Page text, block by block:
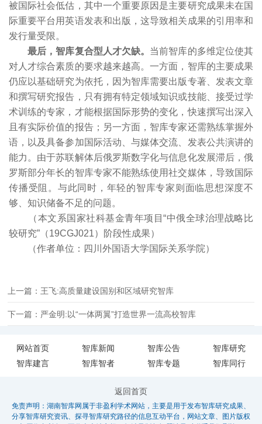
被国际社会低估，其中一个重要原因是主要研究成果未在国
际重要平台用英语发表和出版，这导致相关成果的引用率和
发行量受限。
最后，智库复合型人才欠缺。 当前智库的多维定位使其
对人才综合素质的要求越来越高。一方面，智库的主要成果
仍应以基础研究为依托，因为智库需要出版专著、发表文章
和撰写研究报告，只有拥有特定领域知识或技能、接受过学
术训练的专家，才能根据国际形势的变化，快速撰写出深入
且有实际价值的报告；另一方面，智库专家还需熟练掌握外
语，以及具备参加国际活动、与媒体交流、发表公共演讲的
能力。由于苏联解体后俄罗斯数字化与信息化发展滞后，俄
罗斯部分年长的智库专家不能熟练使用社交媒体，导致国际
传播受阻。与此同时，年轻的智库专家则面临思想深度不
够、知识储备不足的问题。
（本文系国家社科基金青年项目“中俄全球治理战略比
较研究”（19CGJ021）阶段性成果）
（作者单位：四川外国语大学国际关系学院）
上一篇：王飞:高质量建设国别和区域研究智库
下一篇：严金明:以“一体两翼”打造世界一流高校智库
网站首页 智库新闻 智库公告
智库研究
智库建言
智库智者 智库专题 智库同行
返回首页
免责声明：湖南智库网属于非盈利学术网站，主要是用于发布智库研究成果、
分享智库研究资讯、探寻智库研究路径的信息互动平台，网站文章、图片版权